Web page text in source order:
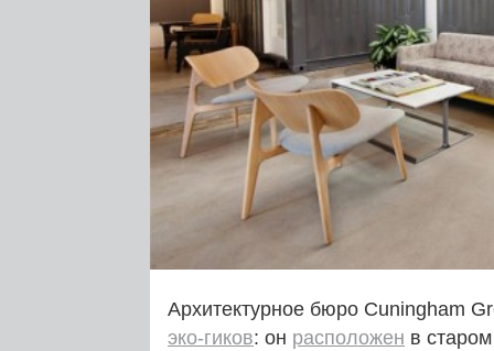
Архитектурное бюро Cuningham
эко-гиков: он расположен в